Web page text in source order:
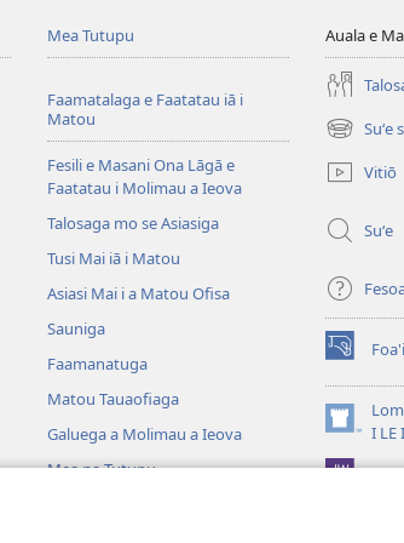
Mea Tutupu
Faamatalaga e Faatatau iā i
Matou
Fesili e Masani Ona Lāgā e
Faatatau i Molimau a Ieova
Talosaga mo se Asiasiga
Tusi Mai iā i Matou
Asiasi Mai i a Matou Ofisa
Sauniga
Faamanatuga
Matou Tauaofiaga
Galuega a Molimau a Ieova
Mea na Tutupu
Auala e
Suʻe
(tatala
se
isi
Vitiō
Suʻe
(tatala
se
isi
I LE
(tatala
se